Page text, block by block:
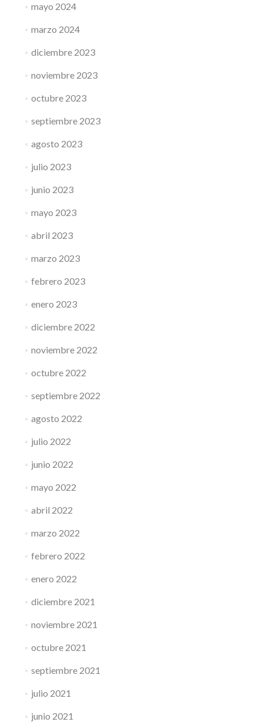
mayo 2024
marzo 2024
diciembre 2023
noviembre 2023
octubre 2023
septiembre 2023
agosto 2023
julio 2023
junio 2023
mayo 2023
abril 2023
marzo 2023
febrero 2023
enero 2023
diciembre 2022
noviembre 2022
octubre 2022
septiembre 2022
agosto 2022
julio 2022
junio 2022
mayo 2022
abril 2022
marzo 2022
febrero 2022
enero 2022
diciembre 2021
noviembre 2021
octubre 2021
septiembre 2021
julio 2021
junio 2021